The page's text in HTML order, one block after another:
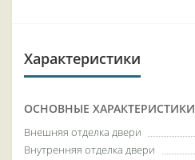
Характеристики
ОСНОВНЫЕ ХАРАКТЕРИСТИКИ
Внешняя отделка двери
Внутренняя отделка двери